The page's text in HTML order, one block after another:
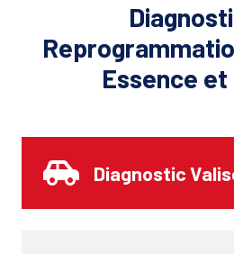
Essence et
Diagnostic